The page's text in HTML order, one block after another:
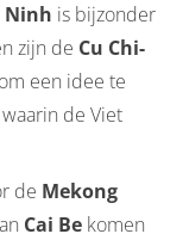
Ninh is bijzonder
zijn de Cu Chi-
een idee te
de Viet
de Mekong
Cai Be komen